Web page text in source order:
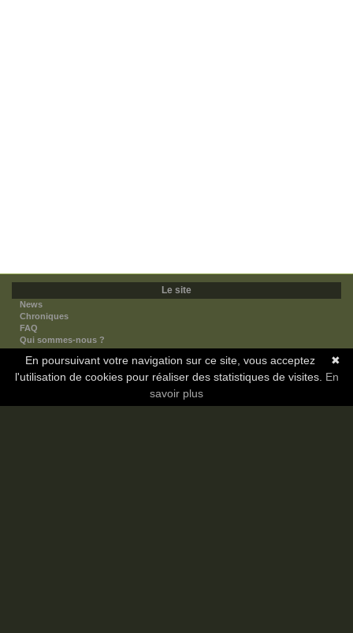
Le site
News
Chroniques
FAQ
Qui sommes-nous ?
Nos partenaires
Faites-nous connaitre
Nous contacter
✖
En poursuivant votre navigation sur ce site, vous acceptez
l'utilisation de cookies pour réaliser des statistiques de visites. En
savoir plus